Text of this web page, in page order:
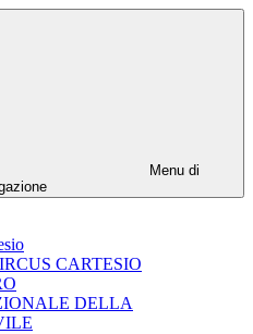
Menu di
CARTESIO
DELLA